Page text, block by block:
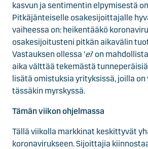
kasvun ja sentimentin elpymisestä
Pitkäjänteiselle osakesijoittajalle
vaiheessa on: heikentääkö
osakesijoitusteni pitkän aikavälin
Vastauksen ollessa 'ei' on
aika välttää tekemästä
lisätä omistuksia yrityksissä, joilla
tässäkin myrskyssä.
Tämän viikon ohjelmassa
Tällä viikolla markkinat keskittyvät
koronavirukseen. Sijoittajia